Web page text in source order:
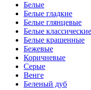
Белые
Белые гладкие
Белые глянцевые
Белые классические
Белые крашенные
Бежевые
Коричневые
Серые
Венге
Беленый дуб